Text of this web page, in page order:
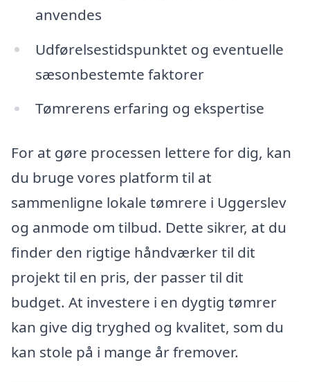
anvendes
Udførelsestidspunktet og eventuelle
sæsonbestemte faktorer
Tømrerens erfaring og ekspertise
For at gøre processen lettere for dig, kan
du bruge vores platform til at
sammenligne lokale tømrere i Uggerslev
og anmode om tilbud. Dette sikrer, at du
finder den rigtige håndværker til dit
projekt til en pris, der passer til dit
budget. At investere i en dygtig tømrer
kan give dig tryghed og kvalitet, som du
kan stole på i mange år fremover.